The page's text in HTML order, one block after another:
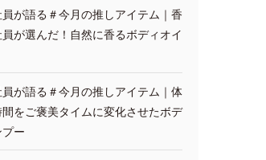
員が語る＃今月の推しアイテム｜香
が選んだ！自然に香るボディオイ
員が語る＃今月の推しアイテム｜体
をご褒美タイムに変化させたボデ
ー